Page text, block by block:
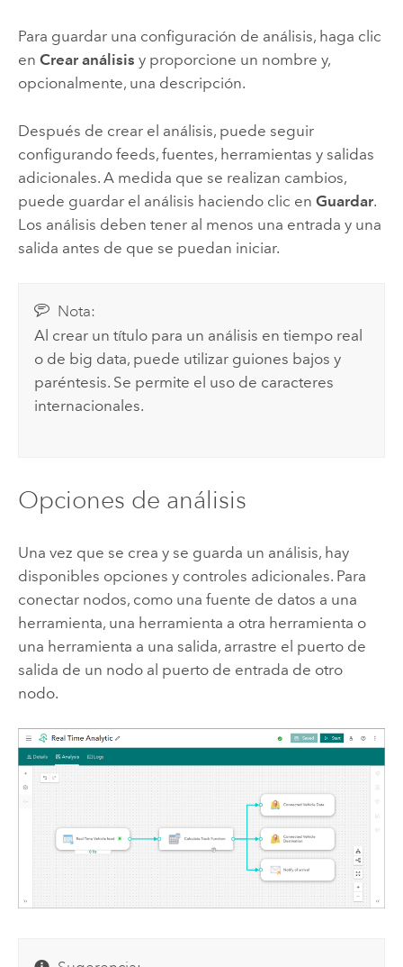
Para guardar una configuración de análisis, haga clic
en Crear análisis y proporcione un nombre y,
opcionalmente, una descripción.
Después de crear el análisis, puede seguir
configurando feeds, fuentes, herramientas y salidas
adicionales. A medida que se realizan cambios,
puede guardar el análisis haciendo clic en Guardar.
Los análisis deben tener al menos una entrada y una
salida antes de que se puedan iniciar.
Nota:
Al crear un título para un análisis en tiempo real
o de big data, puede utilizar guiones bajos y
paréntesis. Se permite el uso de caracteres
internacionales.
Opciones de análisis
Una vez que se crea y se guarda un análisis, hay
disponibles opciones y controles adicionales. Para
conectar nodos, como una fuente de datos a una
herramienta, una herramienta a otra herramienta o
una herramienta a una salida, arrastre el puerto de
salida de un nodo al puerto de entrada de otro
nodo.